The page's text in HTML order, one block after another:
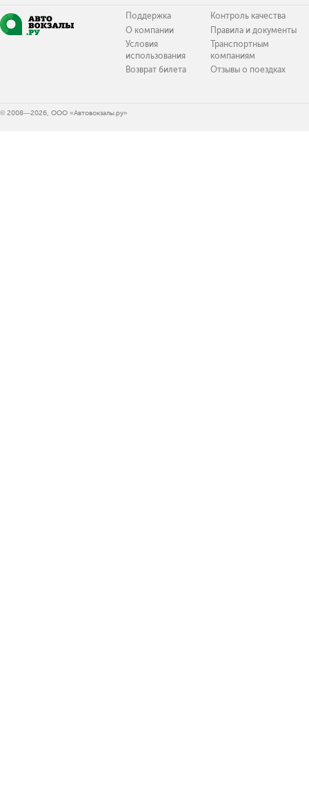
Поддержка
О компании
Условия
использования
Возврат билета
Контроль качества
Правила и документы
Транспортным
компаниям
Отзывы о поездках
© 2008—2026, ООО «Автовокзалы.ру»